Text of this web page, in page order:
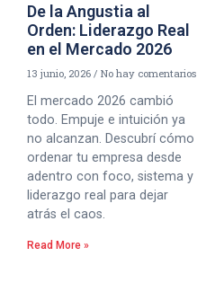
De la Angustia al
Orden: Liderazgo Real
en el Mercado 2026
13 junio, 2026 No hay comentarios
El mercado 2026 cambió
todo. Empuje e intuición ya
no alcanzan. Descubrí cómo
ordenar tu empresa desde
adentro con foco, sistema y
liderazgo real para dejar
atrás el caos.
Read More »